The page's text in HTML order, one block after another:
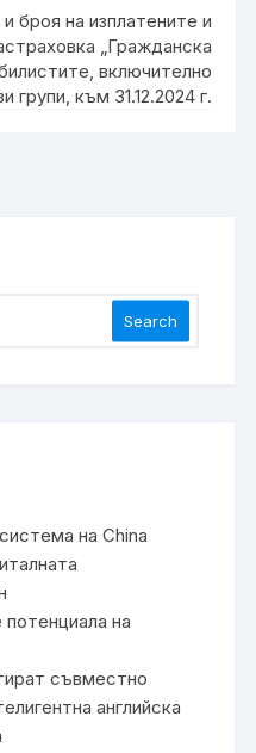
броя на изплатените и
„Гражданска
включително
групи, към 31.12.2024 г.
Search
на China
на
съвместно
английска